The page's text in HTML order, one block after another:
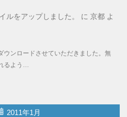
ルをアップしました。 に 京都よ
ウンロードさせていただきました。無
るよう…
2011年1月